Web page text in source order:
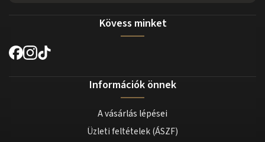
Kövess minket
Információk önnek
A vásárlás lépései
Üzleti feltételek (ÁSZF)